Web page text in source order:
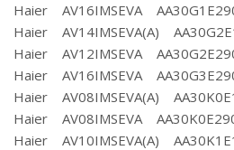
Haier AV16IMSEVA
Haier AV14IMSEVA(A)
Haier AV12IMSEVA
Haier AV16IMSEVA
Haier AV08IMSEVA(A)
Haier AV08IMSEVA
Haier AV10IMSEVA(A)